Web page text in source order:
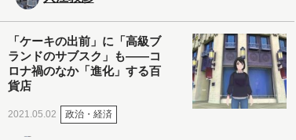
「ケーキの出前」に「高級ブ
ランドのサブスク」も――コ
ロナ禍のなか「進化」する百
貨店
2021.05.02 政治・経済